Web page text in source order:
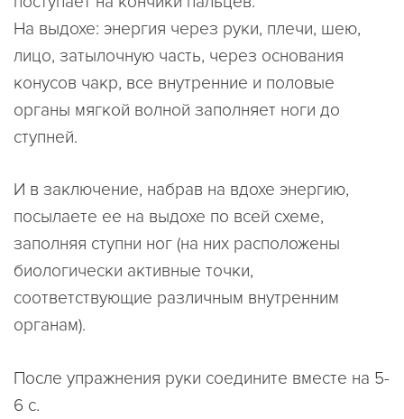
На выдохе: энергия через руки, плечи, шею,
лицо, затылочную часть, через основания
конусов чакр, все внутренние и половые
органы мягкой волной заполняет ноги до
ступней.
И в заключение, набрав на вдохе энергию,
посылаете ее на выдохе по всей схеме,
заполняя ступни ног (на них расположены
биологически активные точки,
соответствующие различным внутренним
органам).
После упражнения руки соедините вместе на 5-
6 с.